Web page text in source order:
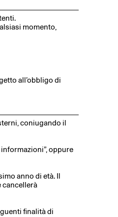
简体中文
momento,
all’obbligo di
coniugando il
oppure
anno di età. Il
cancellerà
finalità di